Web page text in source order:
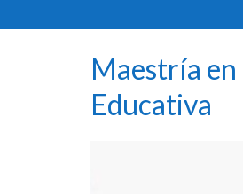
Maestría
Educativa